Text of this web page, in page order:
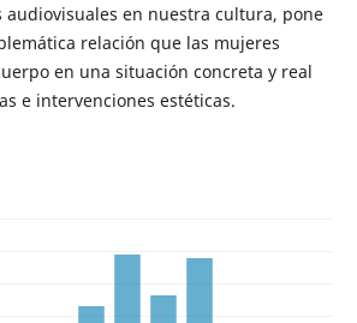
audiovisuales en nuestra cultura, pone
relación que las mujeres
en una situación concreta y real
e intervenciones estéticas.